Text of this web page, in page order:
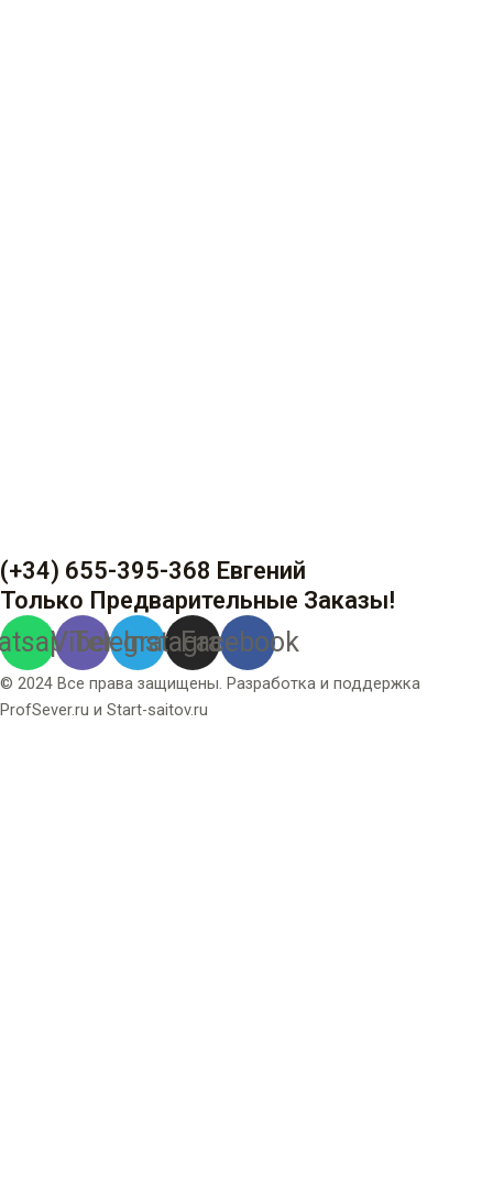
(+34) 655-395-368 Евгений
Только Предварительные Заказы!
Viber
Telegram
Instagram
Facebook
© 2024 Все права защищены. Разработка и поддержка
ProfSever.ru и Start-saitov.ru